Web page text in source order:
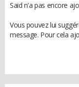
Said n'a pas encore
Vous pouvez lui
message. Pour cela